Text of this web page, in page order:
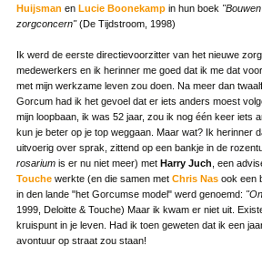
Huijsman en Lucie Boonekampin hun boek
zorgconcern"(De Tijdstroom, 1998)
Ik werd de eerste directievoorzitter van het nieuwe
medewerkers en ik herinner me goed dat ik me dat
met mijn werkzame leven zou doen. Na meer dan
Gorcum had ik het gevoel dat er iets anders moest
mijn loopbaan, ik was 52 jaar, zou ik nog één keer iets
kun je beter op je top weggaan. Maar wat? Ik herinner
uitvoerig over sprak, zittend op een bankje in de
rosariumis er nu niet meer) met Harry Juch , een
Touchewerkte (en die samen met Chris Nasook een
in den lande "het Gorcumse model" werd genoemd:
1999, Deloitte & Touche) Maar ik kwam er niet uit.
kruispunt in je leven. Had ik toen geweten dat ik een
avontuur op straat zou staan!